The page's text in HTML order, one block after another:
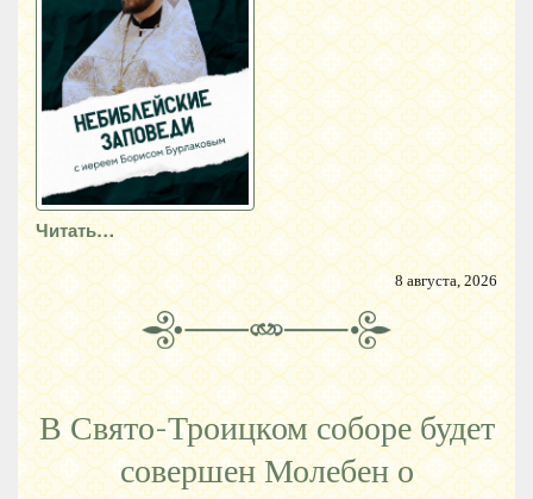
Читать…
8 августа, 2026
В Свято-Троицком соборе будет
совершен Молебен о